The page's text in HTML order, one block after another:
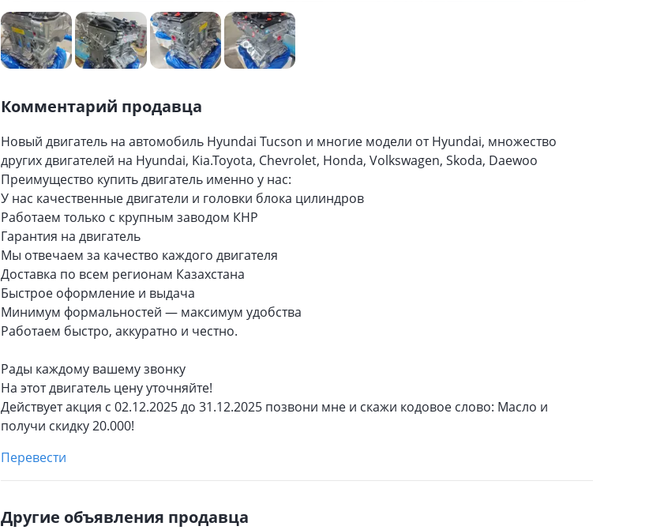
Комментарий продавца
Новый двигатель на автомобиль Hyundai Tucson и многие модели от Hyundai, множество
других двигателей на Hyundai, Kia.Toyota, Chevrolet, Honda, Volkswagen, Skoda, Daewoo
Преимущество купить двигатель именно у нас:
У нас качественные двигатели и головки блока цилиндров
Работаем только с крупным заводом КНР
Гарантия на двигатель
Мы отвечаем за качество каждого двигателя
Доставка по всем регионам Казахстана
Быстрое оформление и выдача
Минимум формальностей — максимум удобства
Работаем быстро, аккуратно и честно.
Рады каждому вашему звонку
На этот двигатель цену уточняйте!
Действует акция с 02.12.2025 до 31.12.2025 позвони мне и скажи кодовое слово: Масло и
получи скидку 20.000!
Перевести
Другие объявления продавца